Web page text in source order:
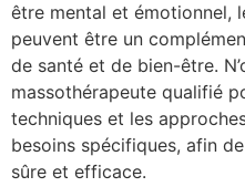
être mental et émotionnel,
peuvent être un
de santé et de bien-être.
massothérapeute qualifié
techniques et les
besoins spécifiques, afin
sûre et efficace.